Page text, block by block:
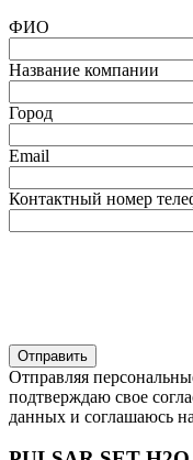
ФИО
Название компании
Город
Email
Контактный номер
Отправляя
подтверждаю свое
данных и соглашаюсь на